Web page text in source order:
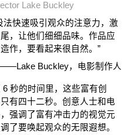
Lake Buckley
法快速吸引观众的注意力，激
，让他们细细品味。作品应
作，要看起来很自然。”
Buckley，电影制作人
秒的时间里，这些富有创
有四十二秒。创意人士和电
强调了富有冲击力的视觉元
了要唤起观众的无限遐想。